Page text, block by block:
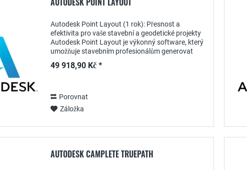
Autodesk Point Layout (1 rok): Přesnost a
efektivita pro vaše stavební a geodetické projekty
Autodesk Point Layout je výkonný software, který
umožňuje stavebním profesionálům generovat
49 918,90 Kč *
Porovnat
Záložka
AUTODESK CAMPLETE TRUEPATH